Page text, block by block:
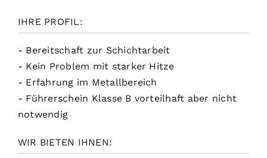
IHRE PROFIL:
- Bereitschaft zur Schichtarbeit
- Kein Problem mit starker Hitze
- Erfahrung im Metallbereich
- Führerschein Klasse B vorteilhaft aber nicht
notwendig
WIR BIETEN IHNEN: